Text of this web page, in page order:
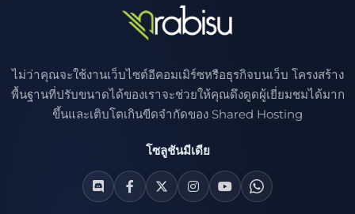
ไม่ว่าคุณจะใช้งานเว็บไซต์อีคอมเมิร์ซหรือธุรกิจบนเว็บ โครงสร้าง
พื้นฐานที่ปรับขนาดได้ของเราจะช่วยให้คุณดึงดูดผู้เยี่ยมชมได้มาก
ขึ้นและเติบโตเกินขีดจำกัดของ Shared Hosting
โซลูชันมีเดีย